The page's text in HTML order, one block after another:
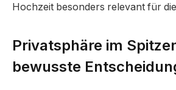
Hochzeit besonders relevant für
Privatsphäre im
bewusste